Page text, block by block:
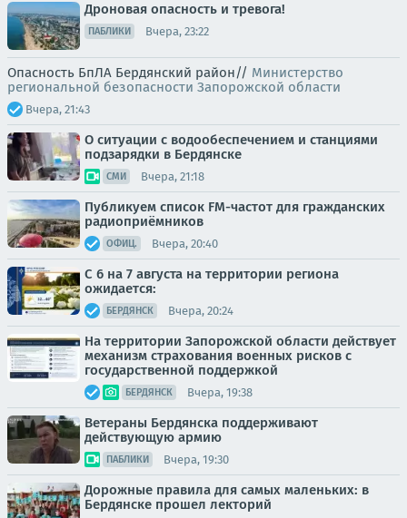
Дроновая опасность и тревога!
ПАБЛИКИ Вчера, 23:22
Опасность БпЛА Бердянский район// Министерство
региональной безопасности Запорожской области
Вчера, 21:43
О ситуации с водообеспечением и станциями
подзарядки в Бердянске
СМИ Вчера, 21:18
Публикуем список FM-частот для гражданских
радиоприёмников
ОФИЦ. Вчера, 20:40
С 6 на 7 августа на территории региона
ожидается:
БЕРДЯНСК Вчера, 20:24
На территории Запорожской области действует
механизм страхования военных рисков с
государственной поддержкой
БЕРДЯНСК Вчера, 19:38
Ветераны Бердянска поддерживают
действующую армию
ПАБЛИКИ Вчера, 19:30
Дорожные правила для самых маленьких: в
Бердянске прошел лекторий